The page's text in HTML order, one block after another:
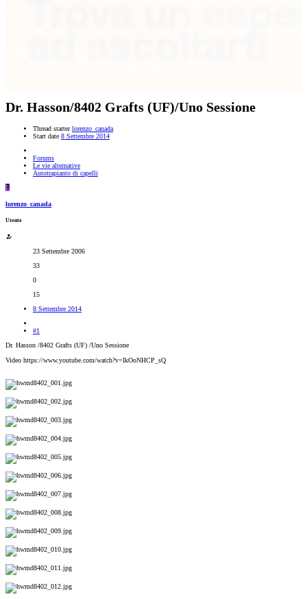
Dr. Hasson/8402 Grafts (UF)/Uno Sessione
Thread starter lorenzo_canada
Start date 8 Settembre 2014
Forums
Le vie alternative
Autotrapianto di capelli
L
lorenzo_canada
Utente
23 Settembre 2006
33
0
15
8 Settembre 2014
#1
Dr. Hasson /8402 Grafts (UF) /Uno Sessione
Video https://www.youtube.com/watch?v=IkOoNHCP_sQ